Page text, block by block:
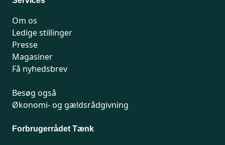
Om os
Ledige stillinger
Presse
Magasiner
Få nyhedsbrev
Besøg også
Økonomi- og gældsrådgivning
Forbrugerrådet Tænk